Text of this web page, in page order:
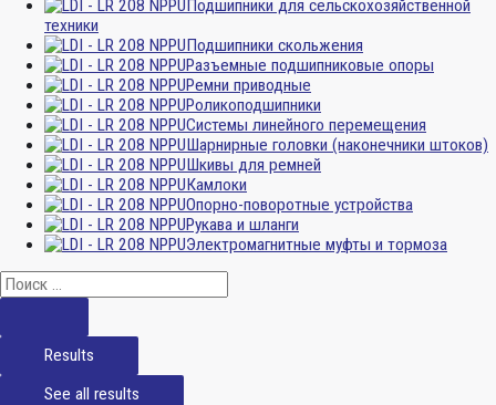
Подшипники для сельскохозяйственной
техники
Подшипники скольжения
Разъемные подшипниковые опоры
Ремни приводные
Роликоподшипники
Системы линейного перемещения
Шарнирные головки (наконечники штоков)
Шкивы для ремней
Камлоки
Опорно-поворотные устройства
Рукава и шланги
Электромагнитные муфты и тормоза
Results
See all results